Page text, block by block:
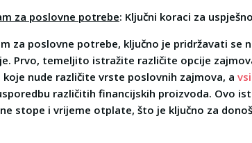
za poslovne potrebe: Ključni koraci za
za poslovne potrebe, ključno je pridržavati se
Prvo, temeljito istražite različite opcije
nude različite vrste poslovnih zajmova, a
različitih financijskih proizvoda. Ovo
stope i vrijeme otplate, što je ključno za